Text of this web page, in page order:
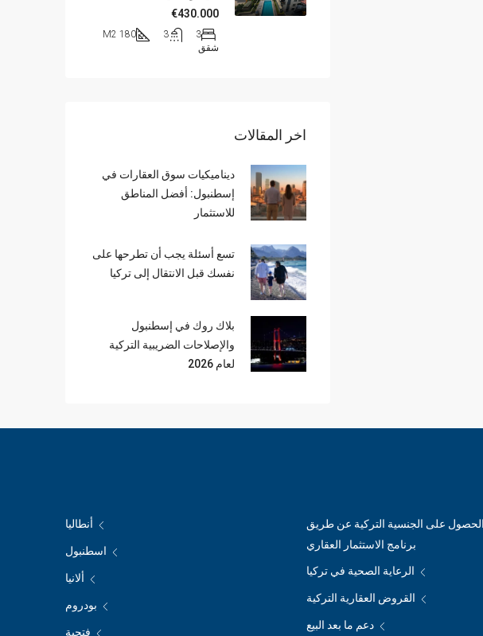
€430.000
3
3
180 M2
شقق
اخر المقالات
ديناميكيات سوق العقارات في
إسطنبول: أفضل المناطق
للاستثمار
تسع أسئلة يجب أن تطرحها على
نفسك قبل الانتقال إلى تركيا
بلاك روك في إسطنبول
والإصلاحات الضريبية التركية
لعام 2026
الحصول على الجنسية التركية عن طريق
برنامج الاستثمار العقاري
الرعاية الصحية في تركيا
القروض العقارية التركية
دعم ما بعد البيع
أنطاليا
اسطنبول
ألانيا
بودروم
فتحية